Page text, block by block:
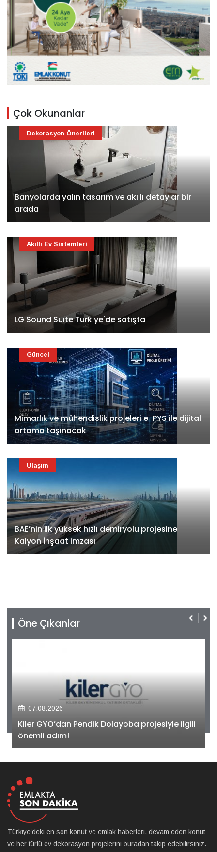
Çok Okunanlar
Banyolarda yalın tasarım ve akıllı detaylar bir
arada
Dekorasyon Önerileri
LG Sound Suite Türkiye'de satışta
Akıllı Ev Sistemleri
Mimarlık ve mühendislik projeleri e-PYS ile dijital
ortama taşınacak
Güncel
BAE’nin ilk yüksek hızlı demiryolu projesine
Kalyon İnşaat imzası
Ulaşım
Öne Çıkanlar
07.08.2026
Kiler GYO’dan Pendik Dolayoba projesiyle ilgili
önemli adım!
Türkiye'deki en son konut ve emlak haberleri, devam eden konut
ve her türlü ev dekorasyon projelerini buradan takip edebilirsiniz.